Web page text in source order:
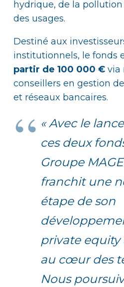
hydrique, de la
des usages.
Destiné aux
institutionnels, le fonds
partir de 100 000 € via
conseillers en gestion
et réseaux bancaires.
« Avec le
ces deux
Groupe
franchit une
étape de son
private equity
au cœur des
Nous